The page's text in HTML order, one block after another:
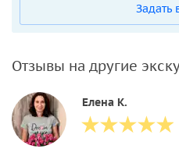
Задать
Отзывы на другие
Елена К.